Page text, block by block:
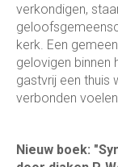
verkondigen,
kerk. Een
gelovigen binnen
gastvrij een thuis
verbonden
Nieuw boek: